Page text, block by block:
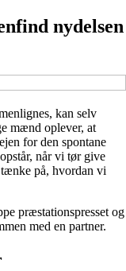
nydelsen
kan selv
mænd oplever, at
for den spontane
når vi tør give
på, hvordan vi
præstationspresset og
med en partner.